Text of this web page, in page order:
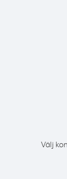
Välj